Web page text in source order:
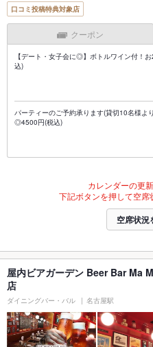
口コミ投稿特典対象店
クーポン
【デート・女子会に◎】ボトルワイン付！
込)
パーティーのご予約承ります(貸切10名様よ
◎4500円(税込)
カレンダーの更
下記ボタンを押して空席
空席状況
屋内ビアガーデン Beer Bar Ma
店
ダイニングバー・バル 名古屋駅